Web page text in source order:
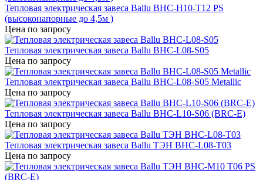
Тепловая электрическая завеса Ballu BHC-H10-T12 PS
(высоконапорные до 4,5м )
Цена по запросу
Тепловая электрическая завеса Ballu BHC-L08-S05
Цена по запросу
Тепловая электрическая завеса Ballu BHC-L08-S05 Metallic
Цена по запросу
Тепловая электрическая завеса Ballu BHC-L10-S06 (BRC-E)
Цена по запросу
Тепловая электрическая завеса Ballu ТЭН BHC-L08-T03
Цена по запросу